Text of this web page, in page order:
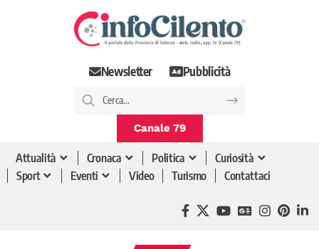
Newsletter Pubblicità
Canale 79
Attualità Cronaca Politica
Curiosità
Sport
Eventi Video Turismo Contattaci